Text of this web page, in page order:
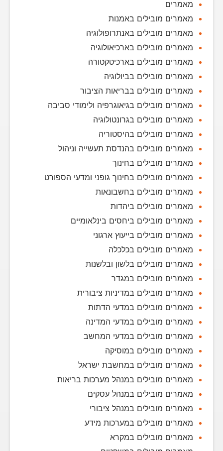
מאמרים
מאמרים מובילים באמנות
מאמרים מובילים באנתרופולוגיה
מאמרים מובילים בארכיאולוגיה
מאמרים מובילים בארכיטקטורה
מאמרים מובילים בביולוגיה
מאמרים מובילים בבריאות הציבור
מאמרים מובילים בגיאוגרפיה ולימודי סביבה
מאמרים מובילים בגרונטולוגיה
מאמרים מובילים בהיסטוריה
מאמרים מובילים בהנדסת תעשייה וניהול
מאמרים מובילים בחינוך
מאמרים מובילים בחינוך גופני ומדעי הספורט
מאמרים מובילים בחשבונאות
מאמרים מובילים ביהדות
מאמרים מובילים ביחסים בינלאומיים
מאמרים מובילים בייעוץ ארגוני
מאמרים מובילים בכלכלה
מאמרים מובילים בלשון ובלשנות
מאמרים מובילים במגדר
מאמרים מובילים במדיניות ציבורית
מאמרים מובילים במדעי הדתות
מאמרים מובילים במדעי המדינה
מאמרים מובילים במדעי המחשב
מאמרים מובילים במוסיקה
מאמרים מובילים במחשבת ישראל
מאמרים מובילים במנהל מערכות בריאות
מאמרים מובילים במנהל עסקים
מאמרים מובילים במנהל ציבורי
מאמרים מובילים במערכות מידע
מאמרים מובילים במקרא